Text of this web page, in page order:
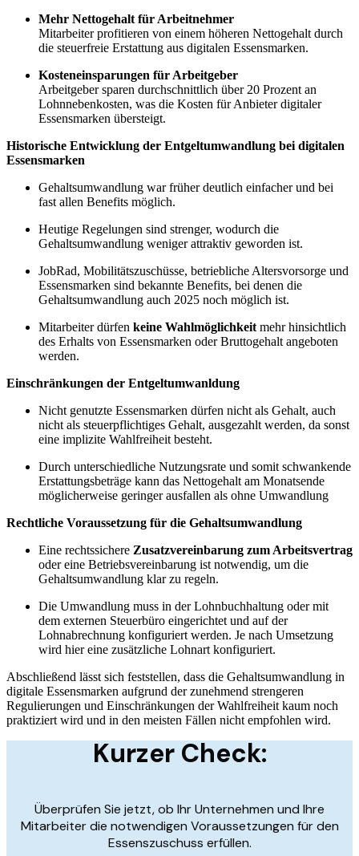
Mehr Nettogehalt für Arbeitnehmer
Mitarbeiter profitieren von einem höheren Nettogehalt durch
die steuerfreie Erstattung aus digitalen Essensmarken.
Kosteneinsparungen für Arbeitgeber
Arbeitgeber sparen durchschnittlich über 20 Prozent an
Lohnnebenkosten, was die Kosten für Anbieter digitaler
Essensmarken übersteigt.
Historische Entwicklung der Entgeltumwandlung bei digitalen
Essensmarken
Gehaltsumwandlung war früher deutlich einfacher und bei
fast allen Benefits möglich.
Heutige Regelungen sind strenger, wodurch die
Gehaltsumwandlung weniger attraktiv geworden ist.
JobRad, Mobilitätszuschüsse, betriebliche Altersvorsorge und
Essensmarken sind bekannte Benefits, bei denen die
Gehaltsumwandlung auch 2025 noch möglich ist.
Mitarbeiter dürfen keine Wahlmöglichkeit mehr hinsichtlich
des Erhalts von Essensmarken oder Bruttogehalt angeboten
werden.
Einschränkungen der Entgeltumwanldung
Nicht genutzte Essensmarken dürfen nicht als Gehalt, auch
nicht als steuerpflichtiges Gehalt, ausgezahlt werden, da sonst
eine implizite Wahlfreiheit besteht.
Durch unterschiedliche Nutzungsrate und somit schwankende
Erstattungsbeträge kann das Nettogehalt am Monatsende
möglicherweise geringer ausfallen als ohne Umwandlung
Rechtliche Voraussetzung für die Gehaltsumwandlung
Eine rechtssichere Zusatzvereinbarung zum Arbeitsvertrag
oder eine Betriebsvereinbarung ist notwendig, um die
Gehaltsumwandlung klar zu regeln.
Die Umwandlung muss in der Lohnbuchhaltung oder mit
dem externen Steuerbüro eingerichtet und auf der
Lohnabrechnung konfiguriert werden. Je nach Umsetzung
wird hier eine zusätzliche Lohnart konfiguriert.
Abschließend lässt sich feststellen, dass die Gehaltsumwandlung in
digitale Essensmarken aufgrund der zunehmend strengeren
Regulierungen und Einschränkungen der Wahlfreiheit kaum noch
praktiziert wird und in den meisten Fällen nicht empfohlen wird.